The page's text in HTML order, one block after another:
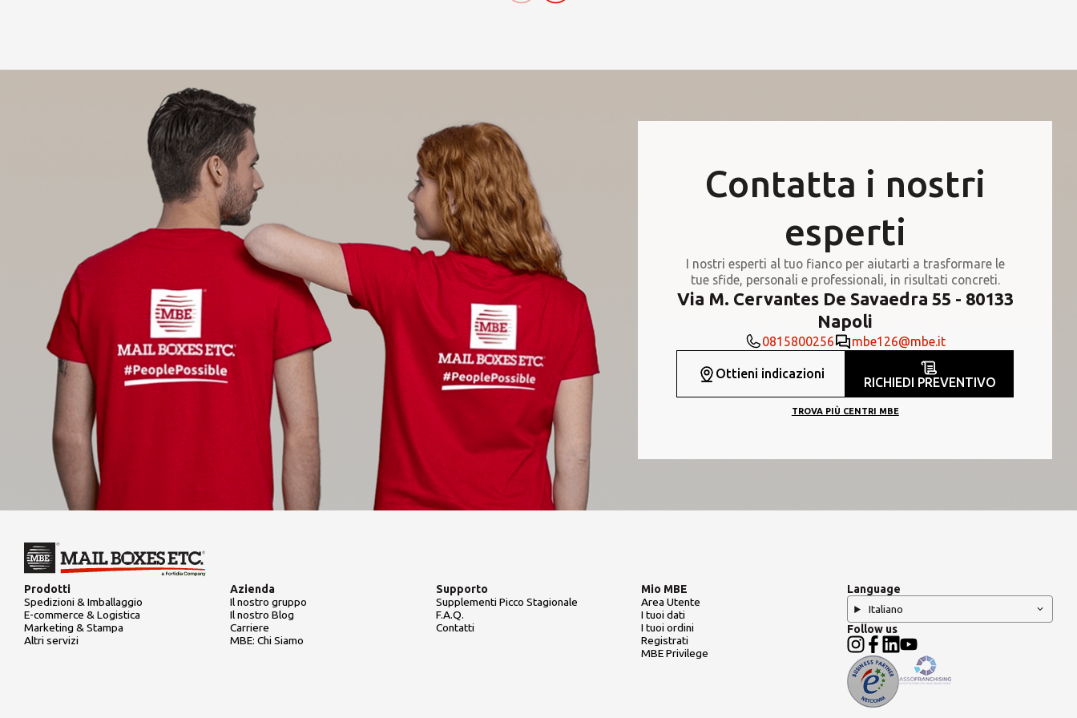
Contatta i nostri
esperti
I nostri esperti al tuo fianco per aiutarti a trasformare le
tue sfide, personali e professionali, in risultati concreti.
Via M. Cervantes De Savaedra 55 - 80133
Napoli
0815800256 mbe126@mbe.it
Ottieni indicazioni
RICHIEDI PREVENTIVO
TROVA PIÙ CENTRI MBE
Prodotti
Spedizioni & Imballaggio
E-commerce & Logistica
Marketing & Stampa
Altri servizi
Azienda
Il nostro gruppo
Il nostro Blog
Carriere
MBE: Chi Siamo
Supporto
Supplementi Picco Stagionale
F.A.Q.
Contatti
Mio MBE
Area Utente
I tuoi dati
I tuoi ordini
Registrati
MBE Privilege
Language
Italiano
Follow us